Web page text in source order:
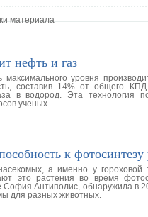
материала
нефть и газ
уровня
составив 14% от общего
в водород. Эта технология
ученых
к
а именно у гороховой
это растения во время
София Антиполис, обнаружила в
для разных животных.